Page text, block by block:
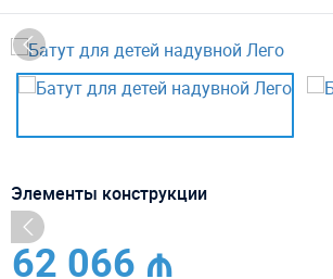
Элементы конструкции
62 066 ₼